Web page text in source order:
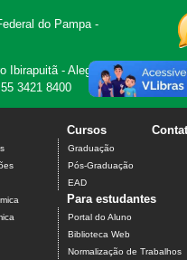
do Pampa -
Ibirapuitã - Alegrete, RS -
3421 8400
Cursos
Graduação
Pós-Graduação
EAD
Para estudantes
Portal do Aluno
Biblioteca Web
Normalização de Trabalhos